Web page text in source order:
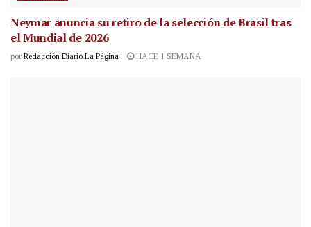
Neymar anuncia su retiro de la selección de Brasil tras
el Mundial de 2026
por Redacción Diario La Página HACE 1 SEMANA